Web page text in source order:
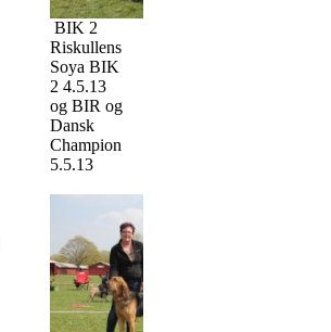
BIK 2
Riskullens
Soya BIK
2 4.5.13
og BIR og
Dansk
Champion
5.5.13